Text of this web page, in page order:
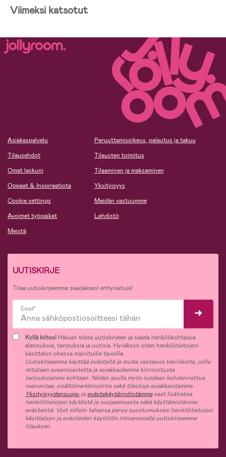
Viimeksi katsotut
Asiakaspalvelu
Tilausehdot
Omat laskuni
Oppaat & Inspiraatiota
Cookie settings
Avoimet työpaikat
Meistä
Peruuttamisoikeus, palautus ja takuu
Tilausten toimitus
Tilaaminen ja maksaminen
Yksityisyys
Meidän vastuumme
Lehdistö
UUTISKIRJE
Tilaa uutiskirjeemme saadaksesi erityisetuja!
Email*
Kyllä kiitos! Haluan tilata uutiskirjeen ja saada henkilökohtaisia
alennuksia, tarjouksia ja uutisia. Hyväksyn siten henkilötietojeni
käsittelyn ohessa mainituilla tavoilla.
Uutiskirjeemme käyttää evästeitä ja muita vastaavia tekniikoita, joilla
mitataan avaamisastetta ja asiakkaidemme kiinnostusta
tarjouksiamme kohtaan. Niiden avulla myös luodaan kohdennettua
mainontaa, sisältömarkkinointia sekä tilastoja asiakkaistamme.
Yksityisyydensuoja-jaevästekäytännöistämmesaat lisätietoa
henkilötietojesi käytöstä ja suojaamisesta sekä käyttämistämme
evästeistä. Voit milloin tahansa perua suostumuksesi henkilötietojesi
käsittelyyn ja evästeiden käyttöön irtisanomalla uutiskirjeemme
tilauksen.